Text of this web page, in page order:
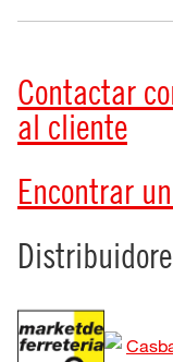
Contactar
al cliente
Encontrar